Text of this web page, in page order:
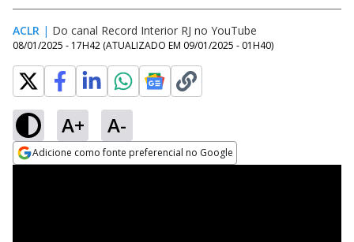
ACLR | Do canal Record Interior RJ no YouTube
08/01/2025 - 17H42 (ATUALIZADO EM 09/01/2025 - 01H40)
A+ A-
Adicione como fonte preferencial no Google